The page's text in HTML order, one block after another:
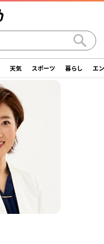
イベント ニュース
暮らし
ライター
スタジオ見学について
採用情報について
天気 スポーツ 暮らし エ